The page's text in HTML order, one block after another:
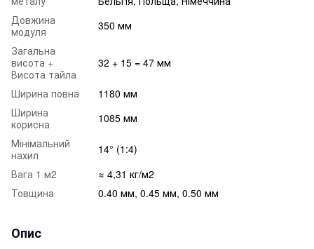
Довжина
модуля
350 мм
Загальна
висота +
Висота тайла
32 + 15 = 47 мм
Ширина повна
1180 мм
Ширина
корисна
1085 мм
Мінімальний
нахил
14° (1:4)
Вага 1 м2
≈ 4,31 кг/м2
Товщина
0.40 мм, 0.45 мм, 0.50 мм
Опис